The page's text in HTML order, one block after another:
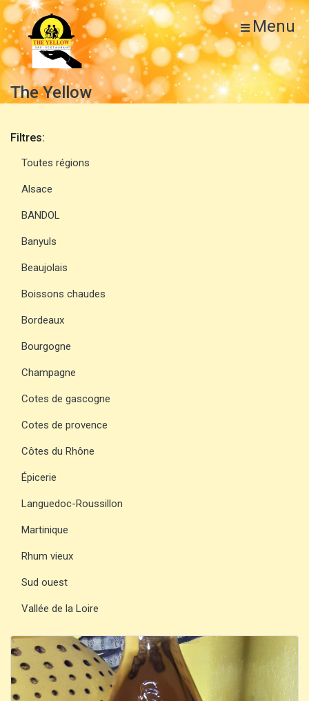
Menu
The Yellow
Filtres:
Toutes régions
Alsace
BANDOL
Banyuls
Beaujolais
Boissons chaudes
Bordeaux
Bourgogne
Champagne
Cotes de gascogne
Cotes de provence
Côtes du Rhône
Épicerie
Languedoc-Roussillon
Martinique
Rhum vieux
Sud ouest
Vallée de la Loire